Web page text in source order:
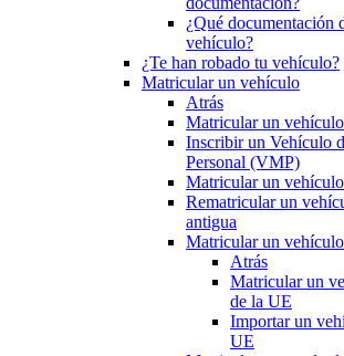
¿Qué documentación
vehículo?
¿Te han robado tu vehículo?
Matricular un vehículo
Atrás
Matricular un
Inscribir un Vehículo
Personal (VMP)
Matricular un
Rematricular un
antigua
Matricular un
Atrás
Matricular un
de la UE
Importar un
UE